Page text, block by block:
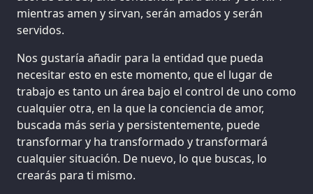
mientras amen y sirvan, serán amados y serán
servidos.
Nos gustaría añadir para la entidad que pueda
necesitar esto en este momento, que el lugar de
trabajo es tanto un área bajo el control de uno como
cualquier otra, en la que la conciencia de amor,
buscada más seria y persistentemente, puede
transformar y ha transformado y transformará
cualquier situación. De nuevo, lo que buscas, lo
crearás para ti mismo.